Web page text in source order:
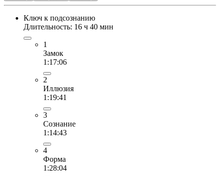
Ключ к подсознанию
Длительность: 16 ч 40 мин
1
Замок
1:17:06
2
Иллюзия
1:19:41
3
Сознание
1:14:43
4
Форма
1:28:04